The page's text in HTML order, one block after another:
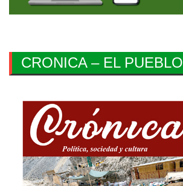
CRONICA – EL PUEBLO